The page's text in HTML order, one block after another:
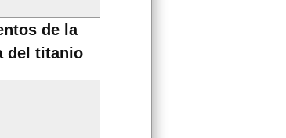
de la
del titanio